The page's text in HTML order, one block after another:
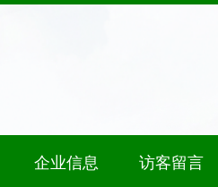
企业信息 访客留言